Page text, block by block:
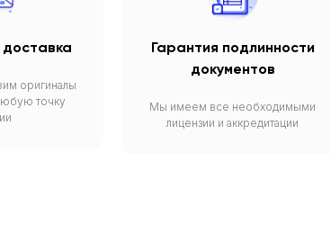
доставка
оригиналы
точку
Гарантия подлинности
документов
Мы имеем все необходимыми
лицензии и аккредитации